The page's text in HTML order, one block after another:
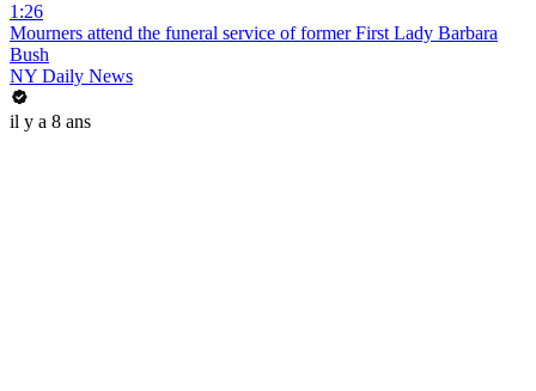
1:26
Mourners attend the funeral service of former First Lady Barbara
Bush
NY Daily News
il y a 8 ans